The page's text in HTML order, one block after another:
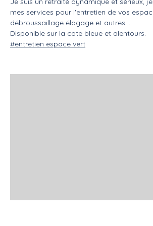
mes services pour l'entretien de vos
débroussaillage élagage et autres ...
Disponible sur la cote bleue et alentours.
#entretien espace vert